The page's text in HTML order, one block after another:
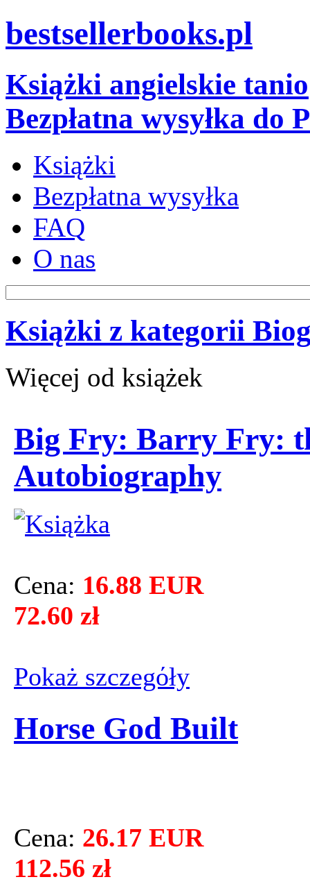
bestsellerbooks.pl
Książki angielskie tanio
Bezpłatna wysyłka do
Książki
Bezpłatna wysyłka
FAQ
O nas
Książki z kategorii
Więcej od książek
Big Fry: Barry Fry:
Autobiography
Cena: 16.88 EUR
72.60 zł
Pokaż szczegόły
Horse God Built
Cena: 26.17 EUR
112.56 zł